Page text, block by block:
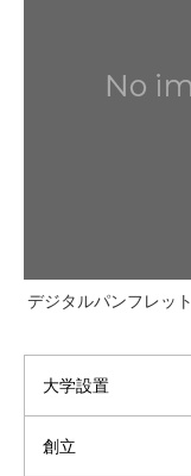
デジタルパンフレット
大学設置
創立